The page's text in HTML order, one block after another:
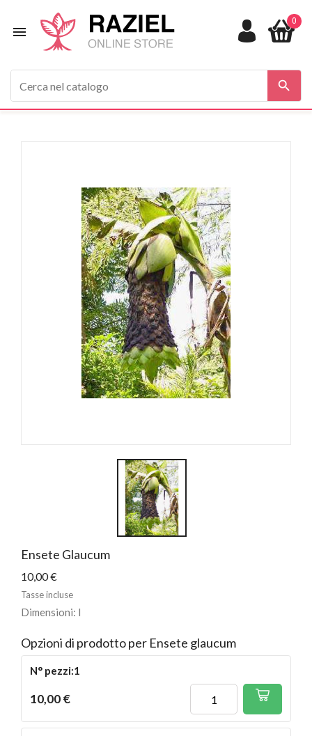

0

Ensete Glaucum
10,00 €
Tasse incluse
Dimensioni: I
Opzioni di prodotto per Ensete glaucum
N° pezzi:1
10,00 €